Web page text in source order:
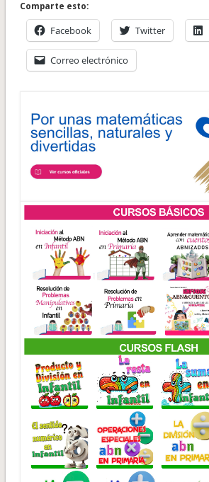
Comparte esto:
Facebook Twitter
Correo electrónico